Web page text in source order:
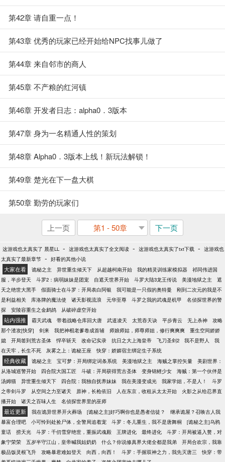
第42章 请自重一点！
第43章 优秀的玩家已经开始给NPC找事儿做了
第44章 来自邻市的商人
第45章 不产粮的红河镇
第46章 开发者日志：alpha0．3版本
第47章 身为一名精通人性的策划
第48章 Alpha0．3版本上线！新玩法解锁！
第49章 楚光在下一盘大棋
第50章 勤劳的玩家们
上一页 第1 - 50章 下一页
这游戏也太真实了 晨星LL - 这游戏也太真实了全文阅读 - 这游戏也太真实了txt下载 - 这游戏也
太真实了最新章节 - 好看的其他小说
大家在看 诡秘之主 异世重生倾天下 从超越柯南开始 我的精灵训练家模拟器
祁同伟进国
服，半步登天
斗罗2：病弱妹妹是团宠 自遮天世界开始 斗罗大陆3龙王传说 美漫地狱之主
遮
天之绝世大黑手
假面骑士在斗罗：开局表白阿银 我可能是一只假的奥特曼
刚到二次元的我是不
是利益相关
库洛牌的魔法使 诸天影视流浪 元华至尊 斗罗之我的武魂是机甲
名侦探世界的警
探
安陵容重生之金鹧鸪 从破碎虚空开始
站内强推 霸天武魂 带着战略仓库回大唐 武道凌天 太荒吞天诀 平步青云 无上杀神
攻略
那个渣攻[快穿]
剑来 我把神棍老爹卷成首辅 师娘师姑，师尊师姐，修行爽爽爽
重生空间娇娇
媳
开局签到荒古圣体 悍卒斩天 改命记实录 抗日之大上海皇帝 飞刀圣剑2 我不是野人
我
在天牢，长生不死
灰雾之上：诡秘王座 快穿：娇媚宿主绑定生子系统
经典收藏 诡秘之主 宝可梦：开局绑定词条系统 美漫地狱之主 海贼之掌控矢量
美剧世界：
从洛城巡警开始
四合院大国工匠 斗破：开局获得荒古圣体 变身锦鲤少女
海贼：第一个伙伴是
汤姆猫
异世重生倾天下 四合院：我独自抚养妹妹 我在美漫变成光 我家学姐，不是人！
斗罗
之帝剑斗罗
从空间之力至诸天 原神，长枪依旧 人在东京，收租从太太开始
火影之从给忍界直
播开始
诸天之百味人生 名侦探世界里的巫师
最近更新 我在诡异世界开火葬场 [诡秘之主]好巧啊你也是愚者信徒？
继承诡屋？召唤古人我
暴富合理吧
小可怜到处捡尸体，全警局追着宠 斗罗：冬儿重生，我不是唐舞桐
[诡秘之主]乌鸦
童话
捞天光 斗罗：千仞雪穿绝世，重振武魂殿 王牌进化 最终进化
斗罗：开局被逼入赘，对
象宁荣荣
五岁半守江山，皇帝喊我姑奶奶 什么？你说修真界大佬全都是我弟
开局合欢宗，我靠
极品饭灵根飞升
攻略暴君难如登天 向西，向西！ 斗罗：手握双神之力，我先灭唐三
快穿：带